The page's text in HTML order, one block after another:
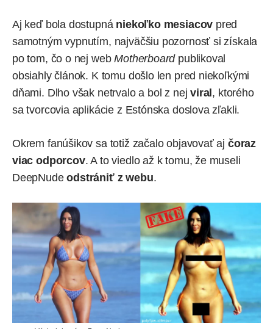
Aj keď bola dostupná niekoľko mesiacov pred
samotným vypnutím, najväčšiu pozornosť si získala
po tom, čo o nej webMotherboard publikoval
obsiahly článok. K tomu došlo len pred niekoľkými
dňami. Dlho však netrvalo a bol z nejviral, ktorého
sa tvorcovia aplikácie z Estónska doslova zľakli.
Okrem fanúšikov sa totiž začalo objavovať aj čoraz
viac odporcov. A to viedlo až k tomu, že museli
DeepNudeodstrániť z webu.